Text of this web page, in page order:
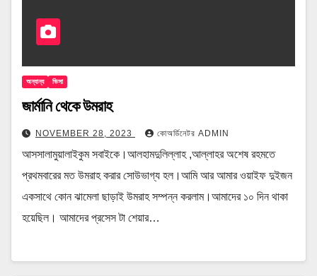
অন্যান্য ভিসা
জার্মানি থেকে উমরাহ
NOVEMBER 28, 2023 কোঅর্ডিনেটর ADMIN
আসসালামুয়ালাইকুম সবাইকে।আলহামদুলিল্লাহ ,আল্লাহর অশেষ রহমতে
প্রথমবারের মত উমরাহ করার সোউভাগ্য হল।আমি আর আমার ওয়াইফ দুইজন
একসাথে কোন ঝামেলা ছাড়াই উমরাহ সম্পন্ন করলাম।আমাদের ১০ দিন থাকা
হয়েছিল। আমাদের প্রসেস টা শেয়ার…